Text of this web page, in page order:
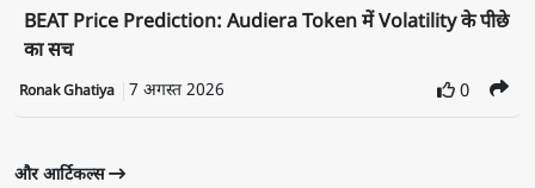
BEAT Price Prediction: Audiera Token में Volatility के पीछे
का सच
Ronak Ghatiya 7 अगस्त 2026 0
और आर्टिकल्स